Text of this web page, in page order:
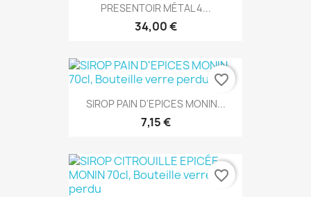
PRESENTOIR MÉTAL 4...
34,00 €
SIROP PAIN D'EPICES MONIN...
7,15 €
favorite_border
favorite_border